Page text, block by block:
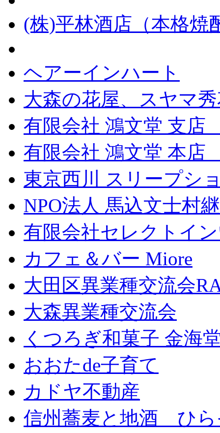
(株)平林酒店（本格焼
ヘアーインハート
大森の花屋、スヤマ
有限会社 鴻文堂 支店
有限会社 鴻文堂 本
東京西川 スリープシ
NPO法人 馬込文士村
有限会社セレクトイ
カフェ＆バー Miore
大田区異業種交流会
大森異業種交流会
くつろぎ和菓子 金海
おおたde子育て
カドヤ不動産
信州蕎麦と地酒 ひら